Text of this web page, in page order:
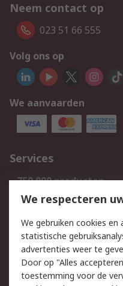
Neem contact op
023 51 66 555
Volg ons op
We aanvaarden
Services
750.000 producten
Bestellen
Track & Trace
Wettelijk
We respecteren
We gebruiken cookies
statistische
advertenties weer te
Door op "Alles
toestemming voor de